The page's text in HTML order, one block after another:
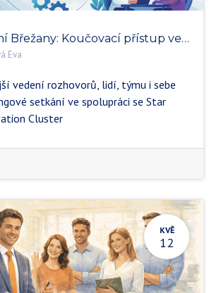
Živá akce Dolní Břežany: Koučovací přístup ve vědě
Eva
vedení rozhovorů, lidí, týmu i sebe
setkání ve spolupráci se Star
Cluster
KVĚ
12